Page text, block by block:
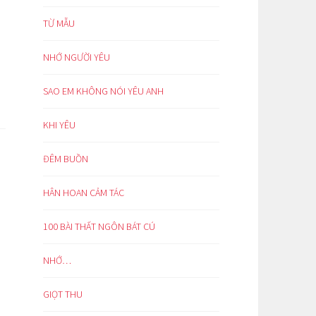
TỪ MẪU
NHỚ NGƯỜI YÊU
SAO EM KHÔNG NÓI YÊU ANH
KHI YÊU
ĐÊM BUỒN
HÂN HOAN CẢM TÁC
100 BÀI THẤT NGÔN BÁT CÚ
NHỚ…
GIỌT THU